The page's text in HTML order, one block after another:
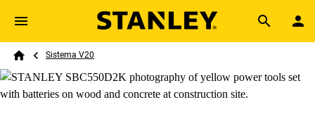
Skip to main content
Search
Breadcrumb
Sistema V20